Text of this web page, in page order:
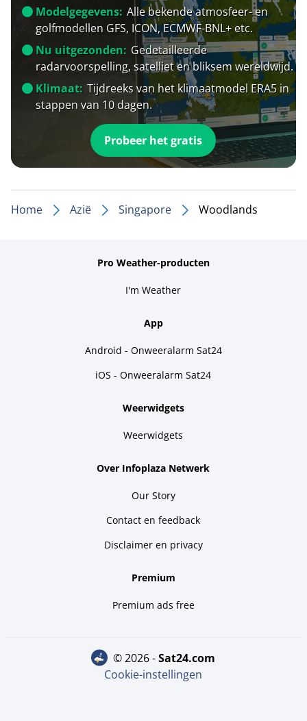
Modelgegevens: Alle bekende atmosfeer- en
golfmodellen GFS, ICON, ECMWF-BNL+ etc.
Nu uitgezonden: Gedetailleerde
radarvoorspelling, satelliet en bliksem wereldwijd.
Klimaat: Tijdreeks van het klimaatmodel ERA5 in
stappen van 10 dagen.
Probeer het gratis
Home Azië Singapore Woodlands
Pro Weather-producten
I'm Weather
App
Android - Onweeralarm Sat24
iOS - Onweeralarm Sat24
Weerwidgets
Weerwidgets
Over Infoplaza Netwerk
Our Story
Contact en feedback
Disclaimer en privacy
Premium
Premium ads free
© 2026 - sat24.com
Cookie-instellingen